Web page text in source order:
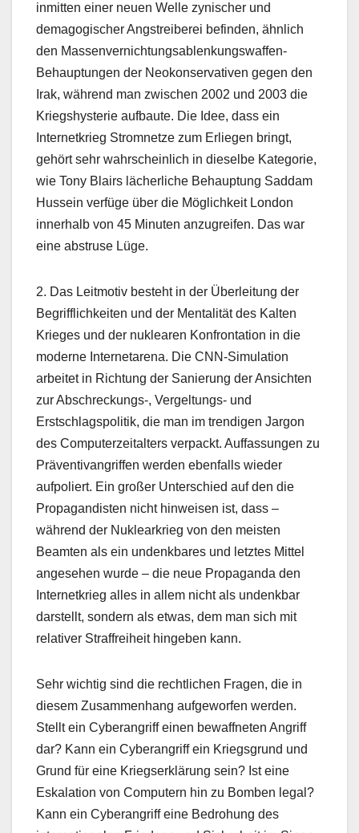
inmitten einer neuen Welle zynischer und
demagogischer Angstreiberei befinden, ähnlich
den Massenvernichtungsablenkungswaffen-
Behauptungen der Neokonservativen gegen den
Irak, während man zwischen 2002 und 2003 die
Kriegshysterie aufbaute. Die Idee, dass ein
Internetkrieg Stromnetze zum Erliegen bringt,
gehört sehr wahrscheinlich in dieselbe Kategorie,
wie Tony Blairs lächerliche Behauptung Saddam
Hussein verfüge über die Möglichkeit London
innerhalb von 45 Minuten anzugreifen. Das war
eine abstruse Lüge.
2. Das Leitmotiv besteht in der Überleitung der
Begrifflichkeiten und der Mentalität des Kalten
Krieges und der nuklearen Konfrontation in die
moderne Internetarena. Die CNN-Simulation
arbeitet in Richtung der Sanierung der Ansichten
zur Abschreckungs-, Vergeltungs- und
Erstschlagspolitik, die man im trendigen Jargon
des Computerzeitalters verpackt. Auffassungen zu
Präventivangriffen werden ebenfalls wieder
aufpoliert. Ein großer Unterschied auf den die
Propagandisten nicht hinweisen ist, dass –
während der Nuklearkrieg von den meisten
Beamten als ein undenkbares und letztes Mittel
angesehen wurde – die neue Propaganda den
Internetkrieg alles in allem nicht als undenkbar
darstellt, sondern als etwas, dem man sich mit
relativer Straffreiheit hingeben kann.
Sehr wichtig sind die rechtlichen Fragen, die in
diesem Zusammenhang aufgeworfen werden.
Stellt ein Cyberangriff einen bewaffneten Angriff
dar? Kann ein Cyberangriff ein Kriegsgrund und
Grund für eine Kriegserklärung sein? Ist eine
Eskalation von Computern hin zu Bomben legal?
Kann ein Cyberangriff eine Bedrohung des